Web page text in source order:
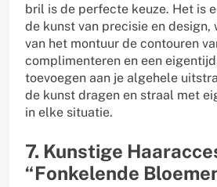
bril is de perfecte keuze. Het is
de kunst van precisie en design,
van het montuur de contouren
complimenteren en een
toevoegen aan je algehele
de kunst dragen en straal met
in elke situatie.
7. Kunstige
“Fonkelende